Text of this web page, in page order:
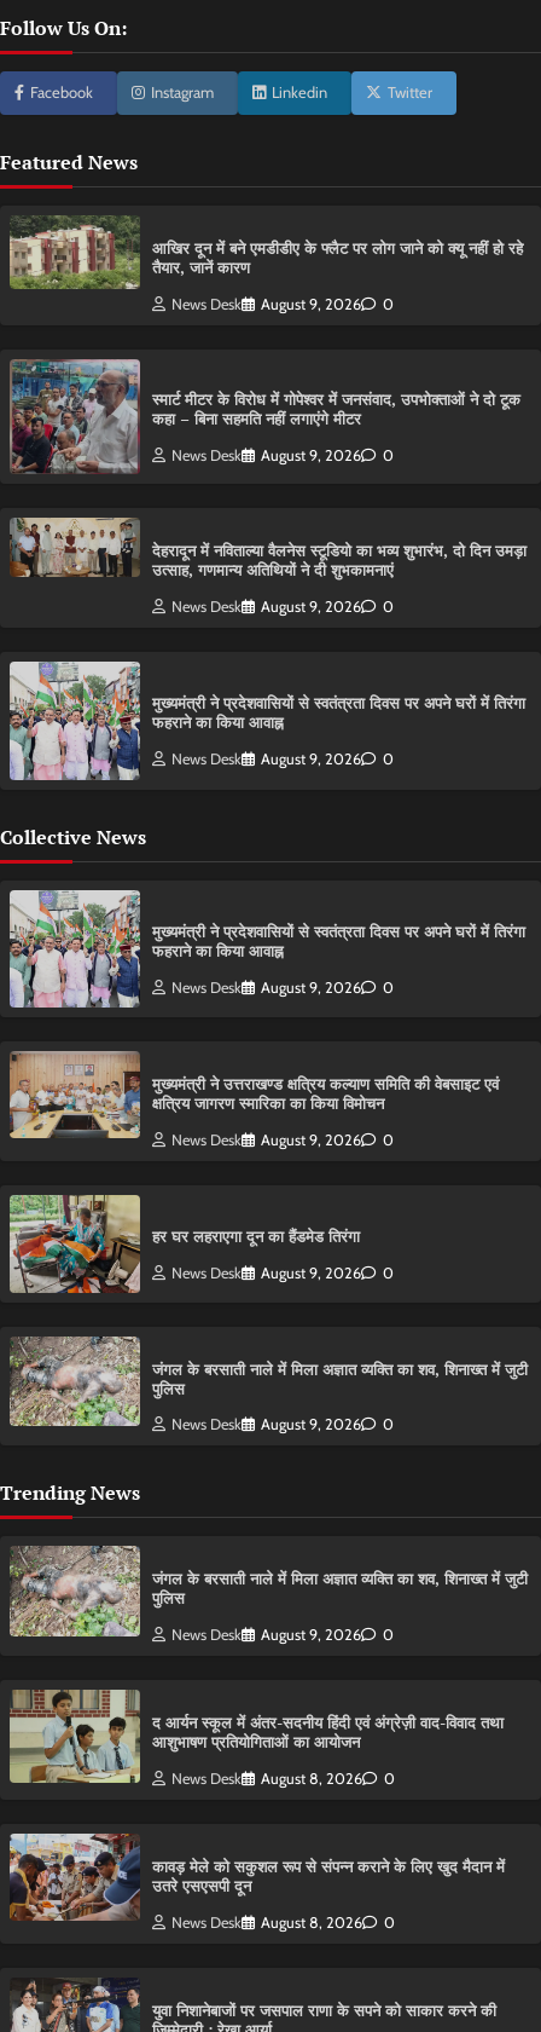
Follow Us On:
Facebook Instagram Linkedin Twitter
Featured News
आ​खिर दून में बने एमडीडीए के फ्लैट पर लोग जाने को क्यू नहीं हो रहे
तैयार, जानें कारण
News Desk August 9, 2026 0
स्मार्ट मीटर के विरोध में गोपेश्वर में जनसंवाद, उपभोक्ताओं ने दो टूक
कहा – बिना सहमति नहीं लगाएंगे मीटर
News Desk August 9, 2026 0
देहरादून में नविताल्या वैलनेस स्टूडियो का भव्य शुभारंभ, दो दिन उमड़ा
उत्साह, गणमान्य अतिथियों ने दी शुभकामनाएं
News Desk August 9, 2026 0
मुख्यमंत्री ने प्रदेशवासियों से स्वतंत्रता दिवस पर अपने घरों में तिरंगा
फहराने का किया आवाह्न
News Desk August 9, 2026 0
Collective News
मुख्यमंत्री ने प्रदेशवासियों से स्वतंत्रता दिवस पर अपने घरों में तिरंगा
फहराने का किया आवाह्न
News Desk August 9, 2026 0
मुख्यमंत्री ने उत्तराखण्ड क्षत्रिय कल्याण समिति की वेबसाइट एवं
क्षत्रिय जागरण स्मारिका का किया विमोचन
News Desk August 9, 2026 0
हर घर लहराएगा दून का हैंडमेड तिरंगा
News Desk August 9, 2026 0
​जंगल के बरसाती नाले में मिला अज्ञात व्यक्ति का शव, शिनाख्त में जुटी
पुलिस
News Desk August 9, 2026 0
Trending News
​जंगल के बरसाती नाले में मिला अज्ञात व्यक्ति का शव, शिनाख्त में जुटी
पुलिस
News Desk August 9, 2026 0
द आर्यन स्कूल में अंतर-सदनीय हिंदी एवं अंग्रेज़ी वाद-विवाद तथा
आशुभाषण प्रतियोगिताओं का आयोजन
News Desk August 8, 2026 0
कावड़ मेले को सकुशल रूप से संपन्न कराने के लिए खुद मैदान में
उतरे एसएसपी दून
News Desk August 8, 2026 0
युवा निशानेबाजों पर जसपाल राणा के सपने को साकार करने की